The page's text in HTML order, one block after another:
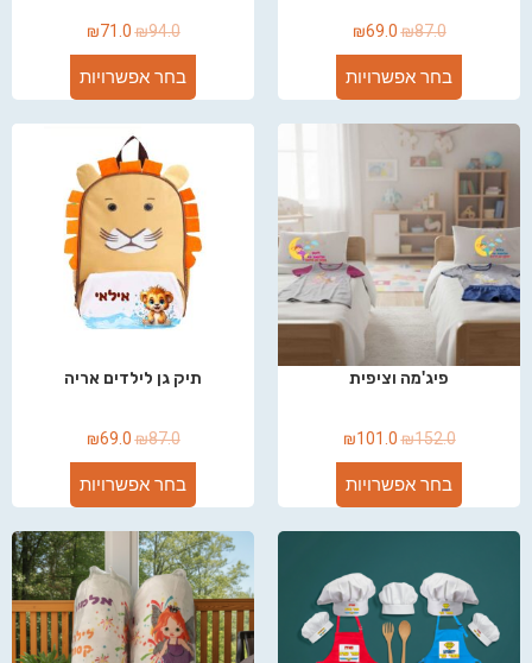
₪87.0
₪69.0
בחר אפשרויות
₪94.0
₪71.0
בחר אפשרויות
פיג'מה וציפית
₪152.0
₪101.0
בחר אפשרויות
תיק גן לילדים אריה
₪87.0
₪69.0
בחר אפשרויות